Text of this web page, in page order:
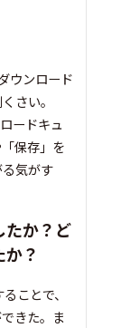
ウンロード
さい。
ードキュ
保存」を
気がす
たか？ど
？
ことで、
きた。ま